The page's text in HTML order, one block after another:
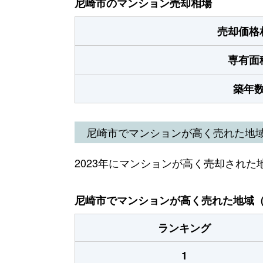
売却価格
専有面
築年
尼崎市でマンションが高く売れた地
2023年にマンションが高く売却された
尼崎市でマンションが高く売れた地域
ランキング
1